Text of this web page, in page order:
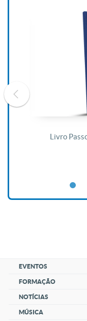
Livro
EVENTOS
FORMAÇÃO
NOTÍCIAS
MÚSICA